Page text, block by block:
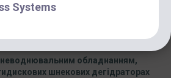
підходять для підприємств, які
кількості обслуговуючого персоналу
операційних витрат.
обладнанням,
шнекових дегідраторах
Systems